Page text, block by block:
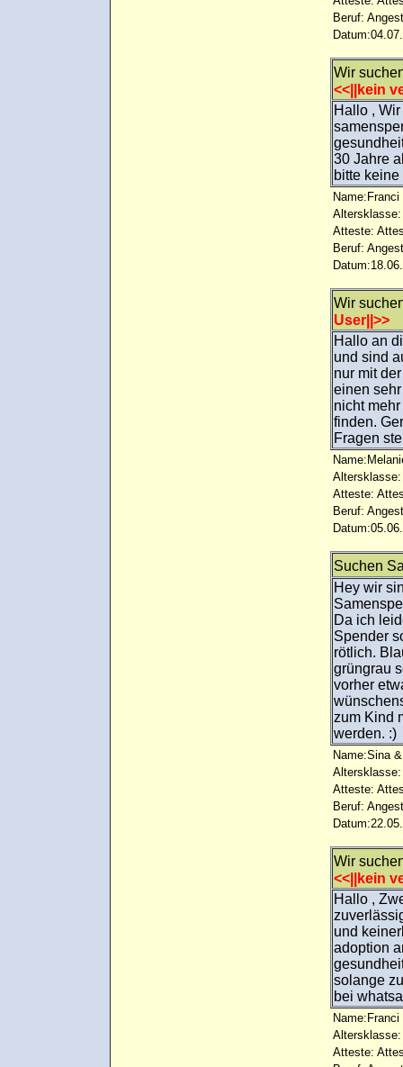
Beruf:
Wir
<<||kein
Hallo ,
30 Jahre
bitte
Altersklasse:
Atteste:
Beruf:
Wir
User||>>
Hallo an
und sind
nur mit
einen
nicht
finden.
Fragen
Altersklasse:
Atteste:
Beruf:
Suchen
Hey wir
Da ich
Spender
rötlich.
grüngrau
vorher
zum Kind
werden. :)
Name:Sina
Altersklasse:
Atteste:
Beruf:
Wir
<<||kein
Hallo ,
und
adoption
solange
bei
Altersklasse:
Atteste: